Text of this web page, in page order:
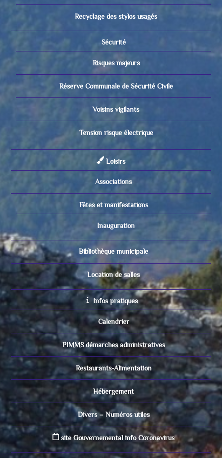
Recyclage des stylos usagés
Sécurité
Risques majeurs
Réserve Communale de Sécurité Civile
Voisins vigilants
Tension risque électrique
Loisirs
Associations
Fêtes et manifestations
Inauguration
Bibliothèque municipale
Location de salles
Infos pratiques
Calendrier
PIMMS démarches administratives
Restaurants-Alimentation
Hébergement
Divers – Numéros utiles
site Gouvernemental info Coronavirus